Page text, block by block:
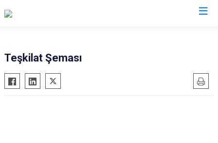
Teşkilat Şeması